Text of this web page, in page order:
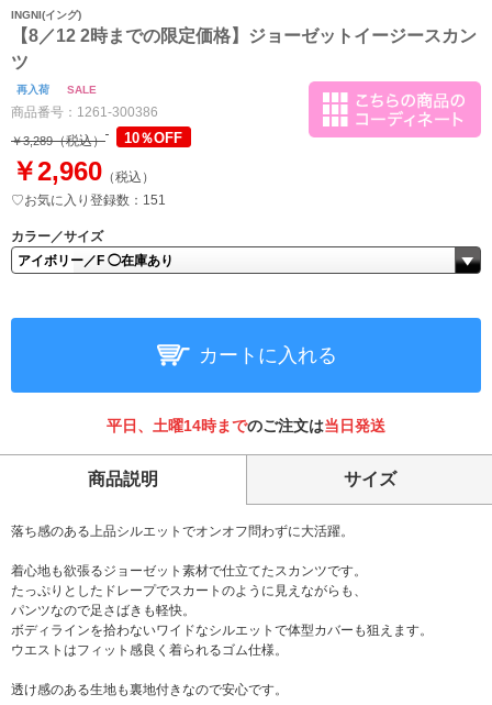
INGNI(イング)
【8／12 2時までの限定価格】ジョーゼットイージースカン
ツ
再入荷 SALE
商品番号： 1261-300386
￥3,289（税込） 10％OFF
￥2,960 （税込）
♡お気に入り登録数：151
カラー／サイズ
カートに入れる
平日、土曜14時までのご注文は当日発送
商品説明 サイズ
落ち感のある上品シルエットでオンオフ問わずに大活躍。
着心地も欲張るジョーゼット素材で仕立てたスカンツです。
たっぷりとしたドレープでスカートのように見えながらも、
パンツなので足さばきも軽快。
ボディラインを拾わないワイドなシルエットで体型カバーも狙えます。
ウエストはフィット感良く着られるゴム仕様。
透け感のある生地も裏地付きなので安心です。